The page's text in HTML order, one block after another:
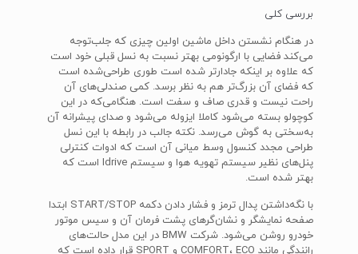
بررسی کلی
در هنگام نشستن داخل ماشین اولین چیزی که جلب‌توجه
می‌کند فضایی با ارگونومی بهتر نسبت به نسل قبلی خود است
که علاوه بر اینکه جادارتر شده است طوری طراحی‌شده است
که فضای آن بزرگ‌تر هم به نظر برسد. کمی صندلی‌های آن
راحت نیست و قدری صاف و سفت است. هنگامی‌که در این
کوچولو بسته می‌شود کاملا ایزوله می‌شود و صدای پیشرانه آن
به‌سختی به گوش می‌رسد. نکته جالب در رابطه با این نسل
طراحی مجدد کنسول وسط میانی آن است که ادوات کنترلی
پنل‌های نظیر سیستم تهویه هوا و سیستم Idrive است که
بهتر شده است.
با نگه‌داشتن پدال ترمز و فشار دادن دکمه START/STOP ابتدا
صفحه نمایشگر و نشان‌گرهای پشت فرمان آن و سیس موتور
خودرو روشن می‌شود. شرکت BMW در این مدل حالت‌های
رانندگی‌ مانند COMFORT، ECO و SPORT قرار داده است که